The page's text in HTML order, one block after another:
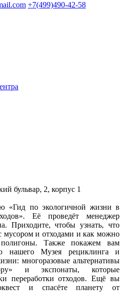
+7(499)490-42-58
бульвар, 2, корпус 1
«Гид по экологичной жизни в
Её проведёт менеджер
Приходите, чтобы узнать, что
мусором и отходами и как можно
полигоны. Также покажем вам
нашего Музея рециклинга и
многоразовые альтернативы
и экспонаты, которые
переработки отходов. Ещё вы
и спасёте планету от